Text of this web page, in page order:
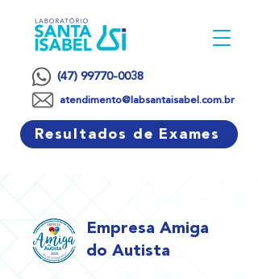
(47) 99770-0038
atendimento@labsantaisabel.com.br
Resultados de Exames
Empresa Amiga
do Autista